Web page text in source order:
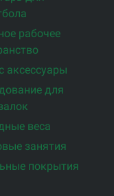
рабочее
аксессуары
для
веса
занятия
покрытия